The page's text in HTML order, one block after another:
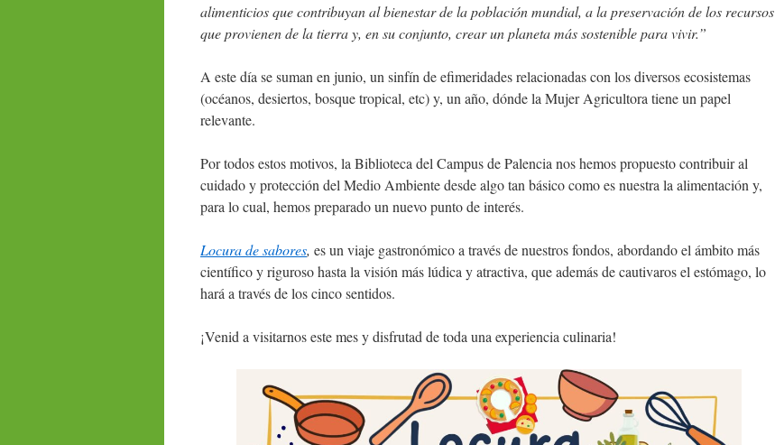
alimenticios que contribuyan al bienestar de la población mundial, a la preservación de los recursos
que provienen de la tierra y, en su conjunto, crear un planeta más sostenible para vivir.”
A este día se suman en junio, un sinfín de efimeridades relacionadas con los diversos ecosistemas
(océanos, desiertos, bosque tropical, etc) y, un año, dónde la Mujer Agricultora tiene un papel
relevante.
Por todos estos motivos, la Biblioteca del Campus de Palencia nos hemos propuesto contribuir al
cuidado y protección del Medio Ambiente desde algo tan básico como es nuestra la alimentación y,
para lo cual, hemos preparado un nuevo punto de interés.
Locura de sabores, es un viaje gastronómico a través de nuestros fondos, abordando el ámbito más
científico y riguroso hasta la visión más lúdica y atractiva, que además de cautivaros el estómago, lo
hará a través de los cinco sentidos.
¡Venid a visitarnos este mes y disfrutad de toda una experiencia culinaria!